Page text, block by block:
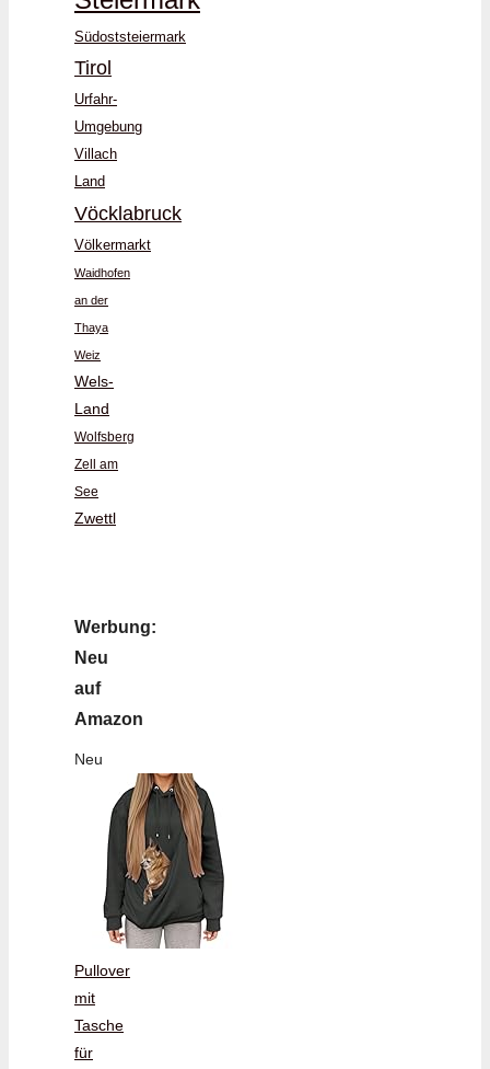
Südoststeiermark
Tirol
Urfahr-
Umgebung
Villach
Land
Vöcklabruck
Völkermarkt
Waidhofen
an der
Thaya
Weiz
Wels-
Land
Wolfsberg
Zell am
See
Zwettl
Werbung:
Neu
auf
Amazon
Neu
Pullover
mit
Tasche
für